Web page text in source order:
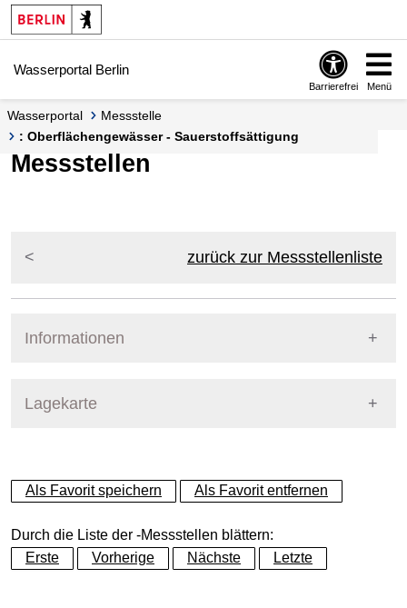
Springe zur Navigation
Springe zum Inhalt
Wasserportal Berlin
Barrierefrei Menü
Wasserportal
Messstelle
: Oberflächengewässer - Sauerstoffsättigung
Messstellen
zurück zur Messstellenliste
Informationen
Lagekarte
+
−
Als Favorit speichern Als Favorit entfernen
Durch die Liste der -Messstellen blättern:
Erste
Vorherige Nächste Letzte